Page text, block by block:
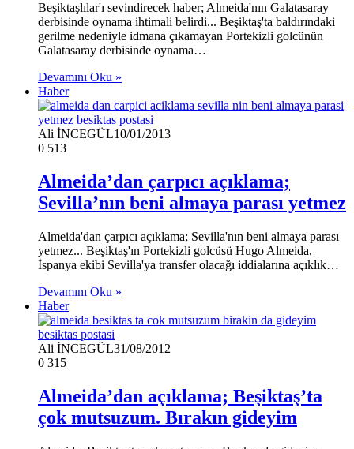
Beşiktaşlılar'ı sevindirecek haber; Almeida'nın Galatasaray
derbisinde oynama ihtimali belirdi... Beşiktaş'ta baldırındaki
gerilme nedeniyle idmana çıkamayan Portekizli golcünün
Galatasaray derbisinde oynama…
Devamını Oku »
Haber
Ali İNCEGÜL10/01/2013
0 513
Almeida’dan çarpıcı açıklama;
Sevilla’nın beni almaya parası yetmez
Almeida'dan çarpıcı açıklama; Sevilla'nın beni almaya parası
yetmez... Beşiktaş'ın Portekizli golcüsü Hugo Almeida,
İspanya ekibi Sevilla'ya transfer olacağı iddialarına açıklık…
Devamını Oku »
Haber
Ali İNCEGÜL31/08/2012
0 315
Almeida’dan açıklama; Beşiktaş’ta
çok mutsuzum. Bırakın gideyim